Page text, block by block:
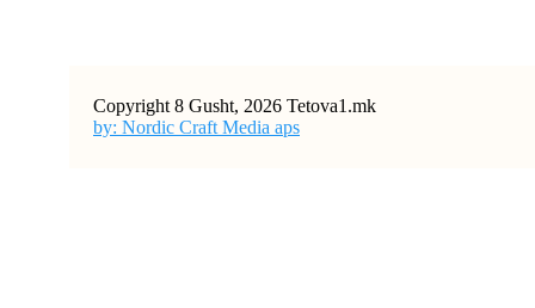
Copyright 8 Gusht, 2026 Tetova1.mk
by: Nordic Craft Media aps